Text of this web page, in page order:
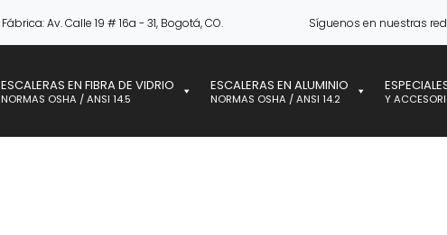
Fábrica: Av. Calle 19 # 16a - 31, Bogotá, CO. Síguenos en nuestras
ESCALERAS EN FIBRA DE VIDRIO
NORMAS OSHA / ANSI 14.5
ESCALERAS EN ALUMINIO
NORMAS OSHA / ANSI 14.2 Y